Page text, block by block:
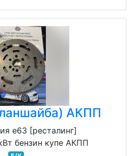
АКПП
e63 [ресталинг]
бензин купе АКПП